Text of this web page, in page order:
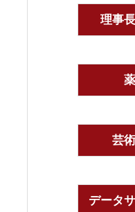
理事
芸
データ